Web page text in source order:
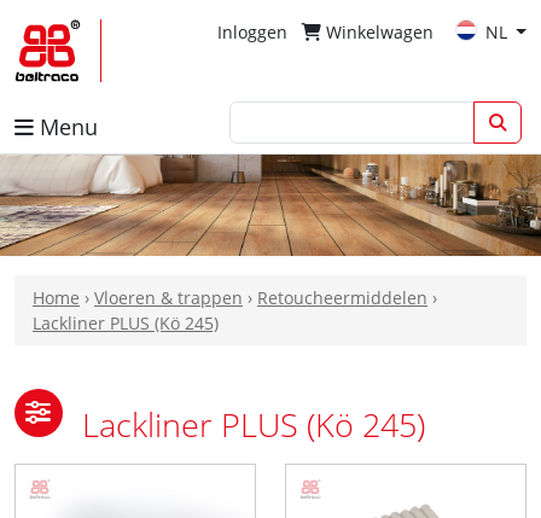
Inloggen Winkelwagen NL
Menu
Home › Vloeren & trappen › Retoucheermiddelen ›
Lackliner PLUS (Kö 245)
Lackliner PLUS (Kö 245)